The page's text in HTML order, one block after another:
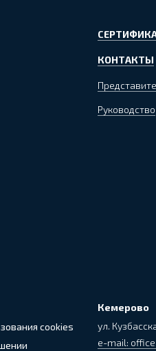
КОНТАКТЫ
Руководство
cookies
Кемерово
ул.
e-mail: